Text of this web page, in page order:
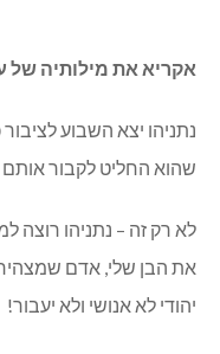
אקריא את מילותיה של
‏נתניהו יצא השבוע
שהוא החליט לקבור
לא רק זה – נתניהו רוצה
את הבן שלי, אדם
יהודי לא אנושי ולא יעבור!